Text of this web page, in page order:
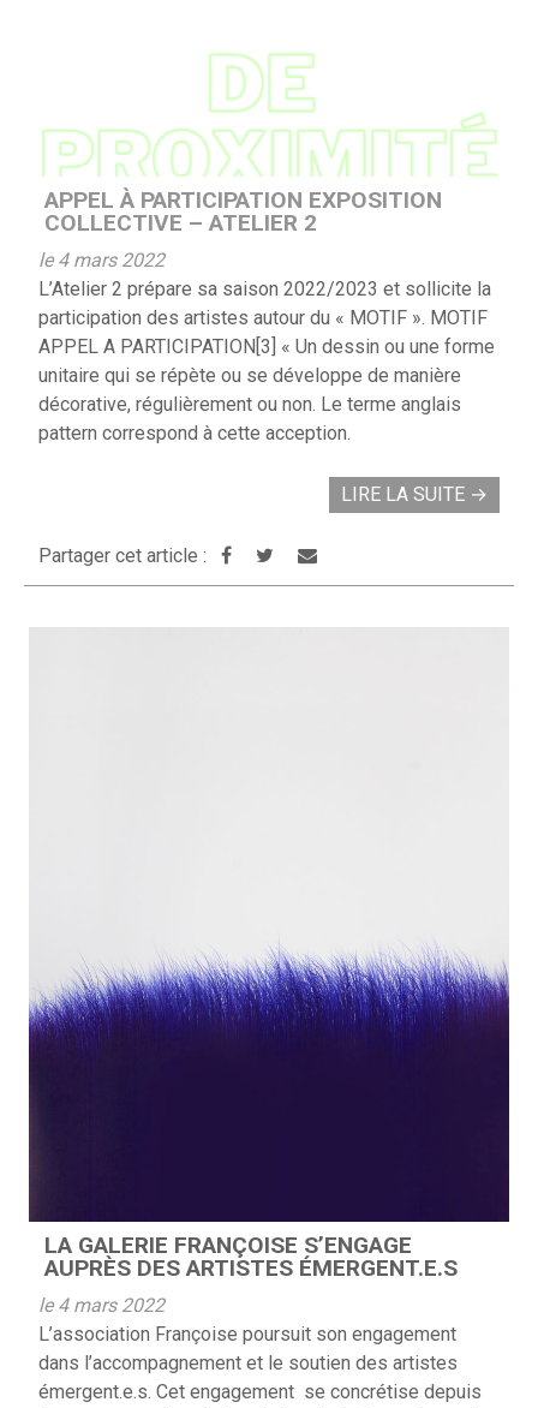
APPEL À PARTICIPATION EXPOSITION
COLLECTIVE – ATELIER 2
le 4 mars 2022
L’Atelier 2 prépare sa saison 2022/2023 et sollicite la
participation des artistes autour du « MOTIF ». MOTIF
APPEL A PARTICIPATION[3] « Un dessin ou une forme
unitaire qui se répète ou se développe de manière
décorative, régulièrement ou non. Le terme anglais
pattern correspond à cette acception.
LIRE LA SUITE →
Partager cet article :
LA GALERIE FRANÇOISE S’ENGAGE
AUPRÈS DES ARTISTES ÉMERGENT.E.S
le 4 mars 2022
L’association Françoise poursuit son engagement
dans l’accompagnement et le soutien des artistes
émergent.e.s. Cet engagement se concrétise depuis